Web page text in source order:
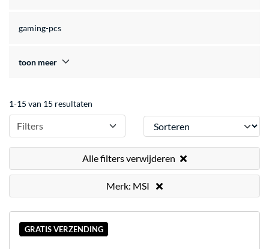
gaming-pcs
toon meer
1-15 van 15 resultaten
Filters Sorteren
Alle filters verwijderen
Merk: MSI
GRATIS VERZENDING